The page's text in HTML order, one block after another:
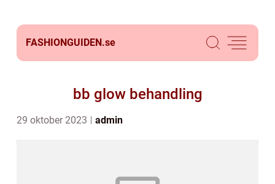
FASHIONGUIDEN.se
bb glow behandling
29 oktober 2023 admin